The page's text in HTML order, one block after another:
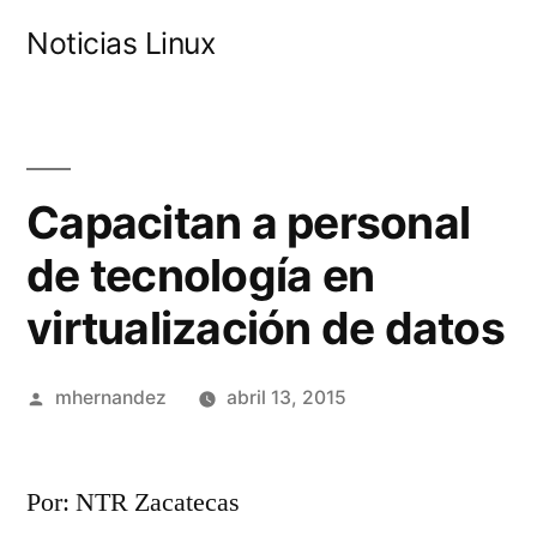
Noticias Linux
Capacitan a personal
de tecnología en
virtualización de datos
Publicado
mhernandez abril 13, 2015
Por: NTR Zacatecas